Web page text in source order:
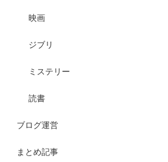
映画
ジブリ
ミステリー
読書
ブログ運営
まとめ記事